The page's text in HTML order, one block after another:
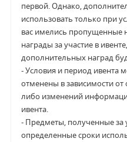
первой. Однако,
использовать только при
вас имелись пропущенные
награды за участие в
дополнительных наград
- Условия и период ивента
отменены в зависимости от
либо изменений
ивента.
- Предметы, полученные за
определенные сроки